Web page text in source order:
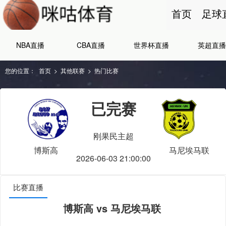
首页 足球
NBA直播 CBA直播 世界杯直播 英超直播
您的位置： 首页 > 其他联赛 > 热门比赛
博斯高
已完赛
刚果民主超
2026-06-03 21:00:00
马尼埃马联
比赛直播
博斯高 vs 马尼埃马联